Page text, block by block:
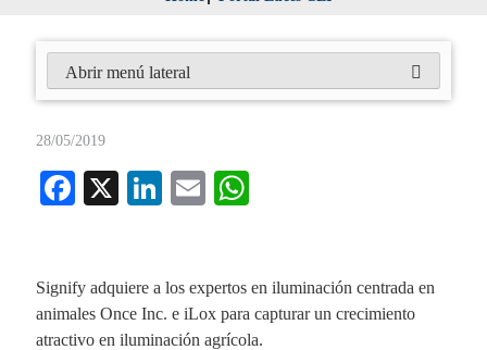
28/05/2019
Fa
ok
X
Li
In
E
A
pp
Signify adquiere a los expertos en iluminación centrada en
animales Once Inc. e iLox para capturar un crecimiento
atractivo en iluminación agrícola.
Abrir menú lateral